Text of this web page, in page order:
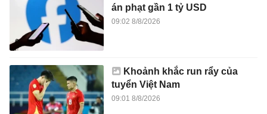
án phạt gần 1 tỷ USD
09:02 8/8/2026
Khoảnh khắc run rẩy của
tuyển Việt Nam
09:01 8/8/2026